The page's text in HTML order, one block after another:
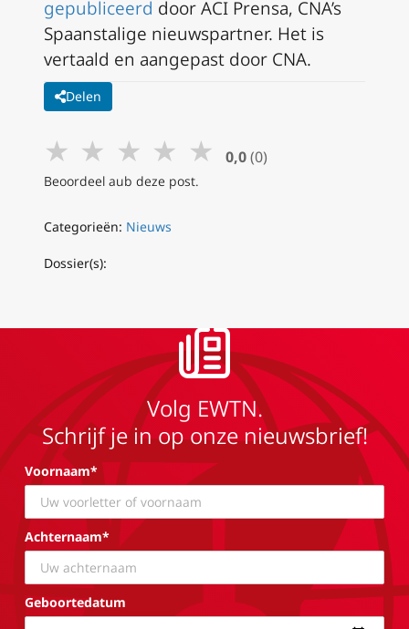
gepubliceerd door ACI Prensa, CNA’s
Spaanstalige nieuwspartner. Het is
vertaald en aangepast door CNA.
Delen
★ ★ ★ ★ ★ 0,0 (0)
Beoordeel aub deze post.
Categorieën: Nieuws
Dossier(s):
Volg EWTN.
Schrijf je in op onze nieuwsbrief!
Voornaam*
Achternaam*
Geboortedatum